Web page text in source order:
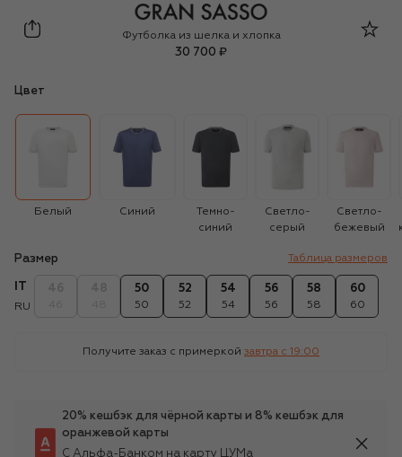
Gran Sasso
Футболка из шелка и хлопка
30 700 ₽
Цвет
Белый Синий
Темно-
синий
Светло-
серый
Светло-
бежевый
Размер Таблица размеров
IT
RU
50
50
52
52
54
54
56
56
58
58
60
60
Получите заказ с примеркой завтра c 19:00
20% кешбэк для чёрной карты и 8% кешбэк для
оранжевой карты
С Альфа-Банком на карту ЦУМа